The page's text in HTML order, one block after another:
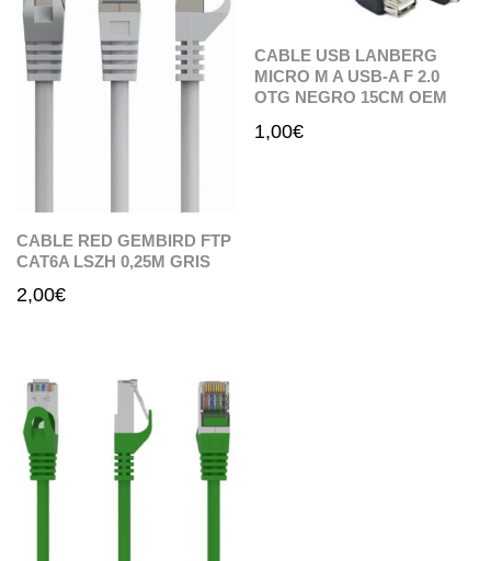
CABLE RED GEMBIRD FTP
CAT6A LSZH 0,25M GRIS
2,00€
CABLE USB LANBERG
MICRO M A USB-A F 2.0
OTG NEGRO 15CM OEM
1,00€